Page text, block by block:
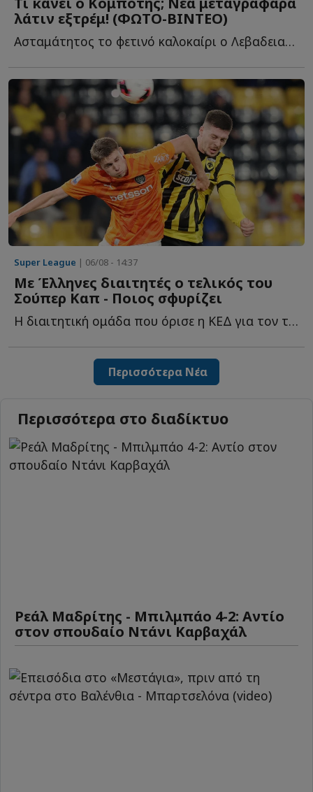
λάτιν εξτρέμ! (ΦΩΤΟ-ΒΙΝΤΕΟ)
Ασταμάτητος το φετινό καλοκαίρι ο Λεβαδειακός, α...
Super League | 06/08 - 14:37
Με Έλληνες διαιτητές ο τελικός του
Σούπερ Καπ - Ποιος σφυρίζει
Η διαιτητική ομάδα που όρισε η ΚΕΔ για τον τελικό τ...
Περισσότερα Νέα
Περισσότερα στο διαδίκτυο
Ρεάλ Μαδρίτης - Μπιλμπάο 4-2: Αντίο
στον σπουδαίο Ντάνι Καρβαχάλ